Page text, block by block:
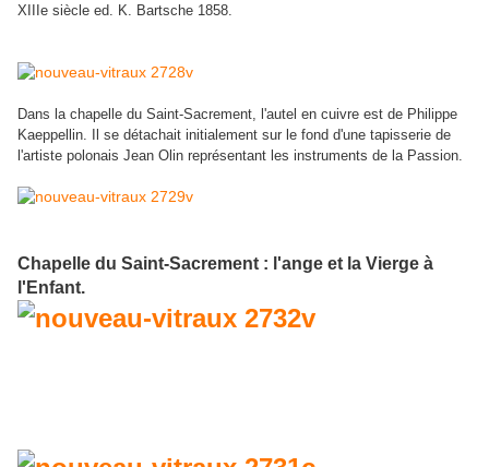
XIIIe siècle ed. K. Bartsche 1858.
Dans la chapelle du Saint-Sacrement, l'autel en cuivre est de Philippe
Kaeppellin. Il se détachait initialement sur le fond d'une tapisserie de
l'artiste polonais Jean Olin représentant les instruments de la Passion.
Chapelle du Saint-Sacrement : l'ange et la Vierge à
l'Enfant.